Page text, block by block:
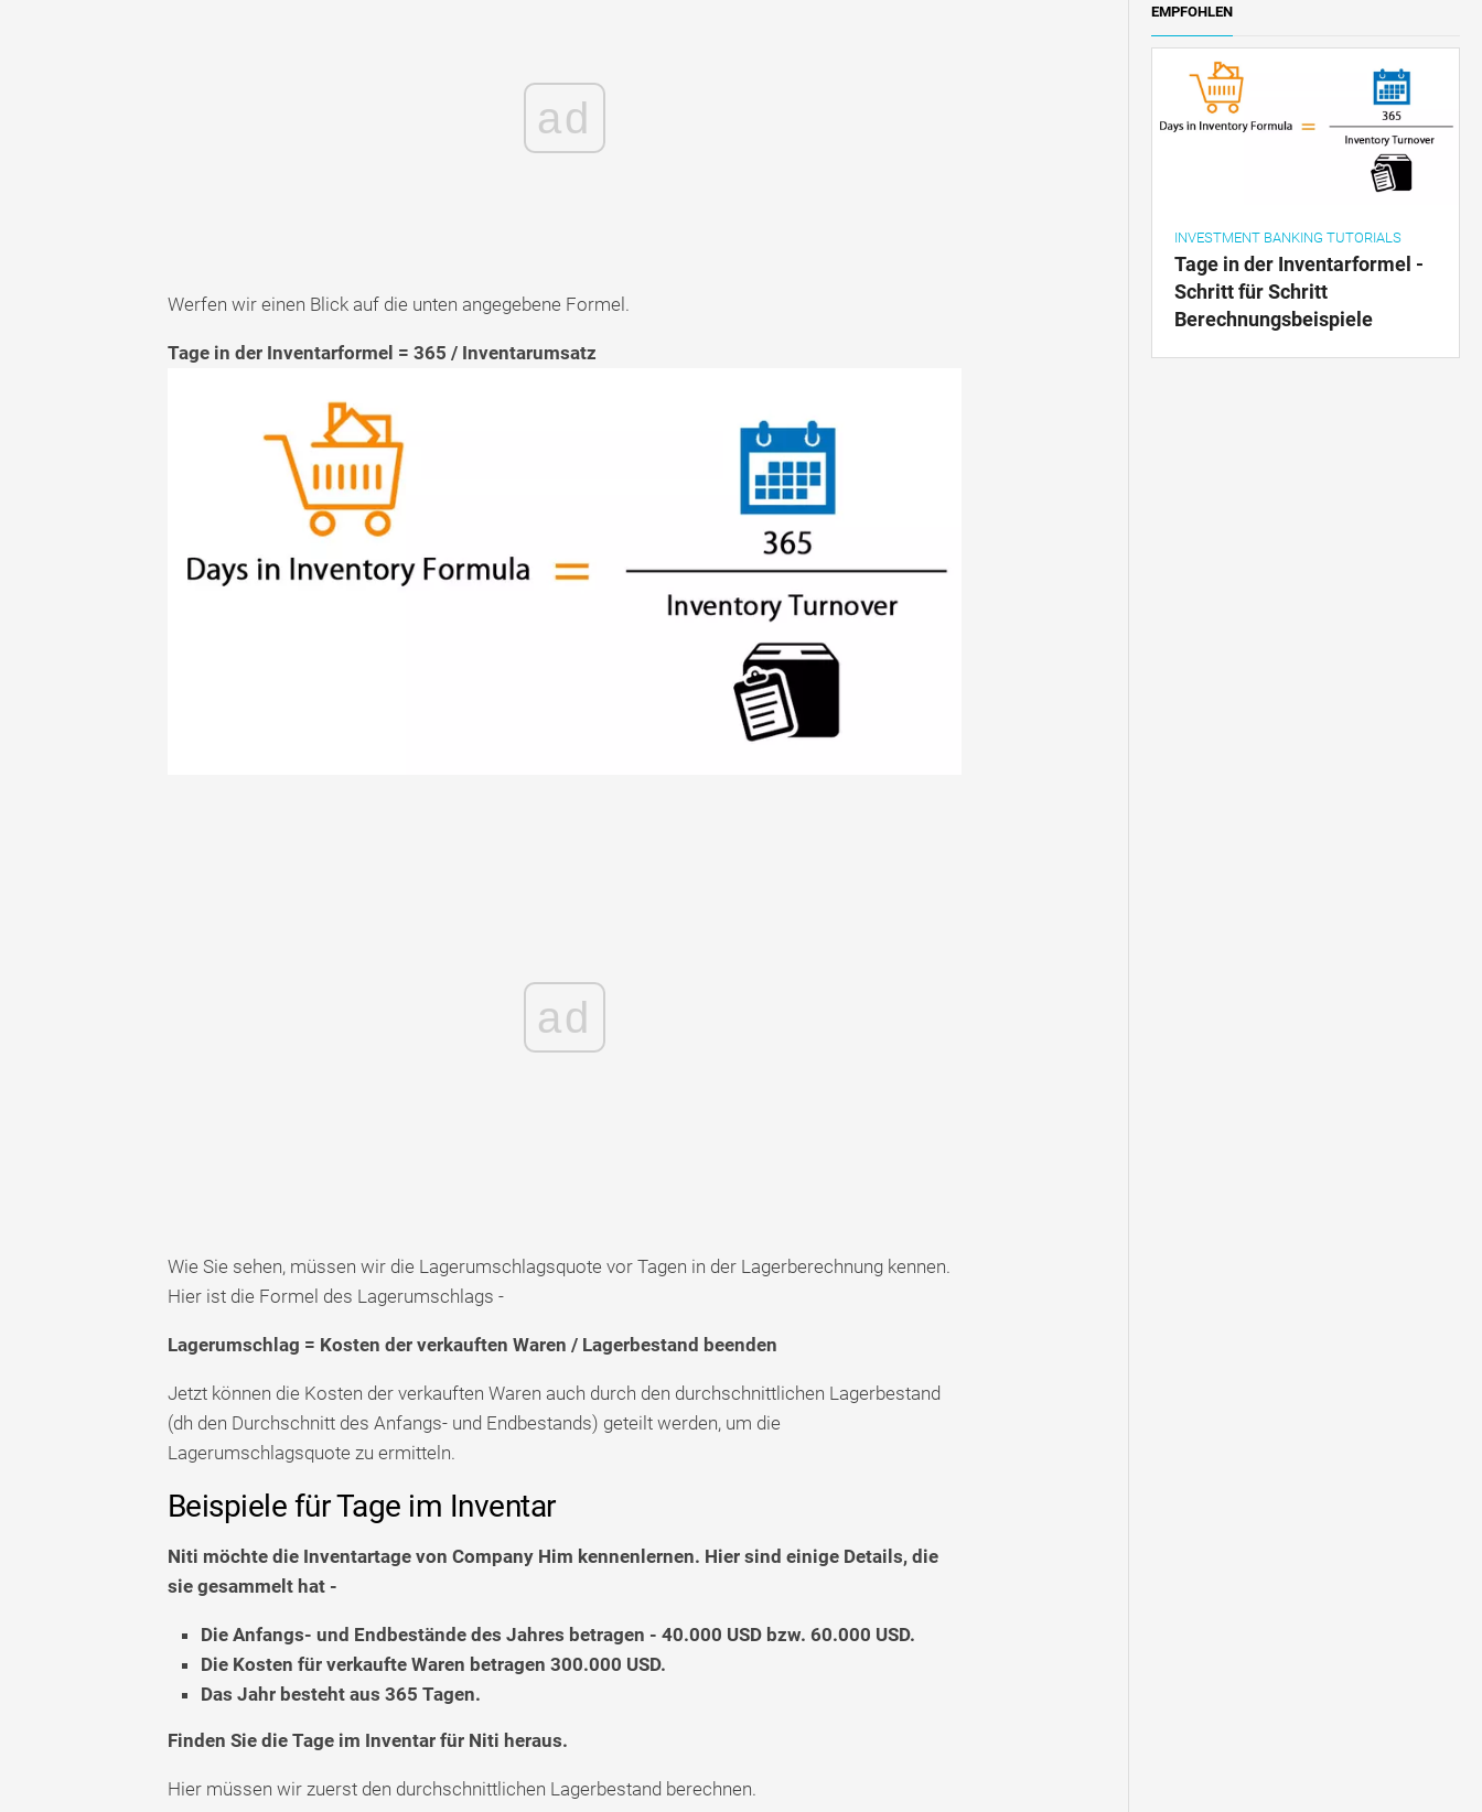
ad
Werfen wir einen Blick auf die unten angegebene Formel.
Tage in der Inventarformel = 365 / Inventarumsatz
ad
Wie Sie sehen, müssen wir die Lagerumschlagsquote vor Tagen in der Lagerberechnung kennen.
Hier ist die Formel des Lagerumschlags -
Lagerumschlag = Kosten der verkauften Waren / Lagerbestand beenden
Jetzt können die Kosten der verkauften Waren auch durch den durchschnittlichen Lagerbestand
(dh den Durchschnitt des Anfangs- und Endbestands) geteilt werden, um die
Lagerumschlagsquote zu ermitteln.
Beispiele für Tage im Inventar
Niti möchte die Inventartage von Company Him kennenlernen. Hier sind einige Details, die
sie gesammelt hat -
Die Anfangs- und Endbestände des Jahres betragen - 40.000 USD bzw. 60.000 USD.
Die Kosten für verkaufte Waren betragen 300.000 USD.
Das Jahr besteht aus 365 Tagen.
Finden Sie die Tage im Inventar für Niti heraus.
Hier müssen wir zuerst den durchschnittlichen Lagerbestand berechnen.
EMPFOHLEN
INVESTMENT BANKING TUTORIALS
Tage in der Inventarformel -
Schritt für Schritt
Berechnungsbeispiele